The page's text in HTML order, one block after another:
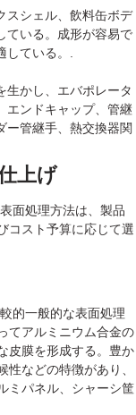
スシェル、飲料缶ボデ
ている。成形が容易で
ている。.
生かし、エバポレータ
エンドキャップ、管継
ー管継手、熱交換器関
上げ
面処理方法は、製品
コスト予算に応じて選
的一般的な表面処理
てアルミニウム合金の
皮膜を形成する。豊か
などの特徴があり、
ミパネル、シャーシ筐